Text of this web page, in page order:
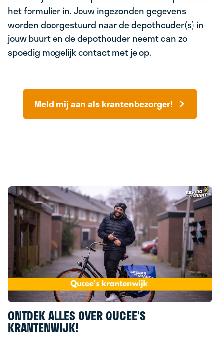
het formulier in. Jouw ingezonden gegevens
worden doorgestuurd naar de depothouder(s) in
jouw buurt en de depothouder neemt dan zo
spoedig mogelijk contact met je op.
Meld mij aan als krantenbezorger!
ONTDEK ALLES OVER QUCEE'S
KRANTENWIJK!